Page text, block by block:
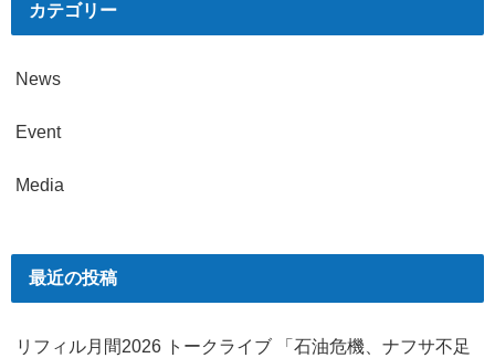
カテゴリー
News
Event
Media
最近の投稿
リフィル月間2026 トークライブ 「石油危機、ナフサ不足